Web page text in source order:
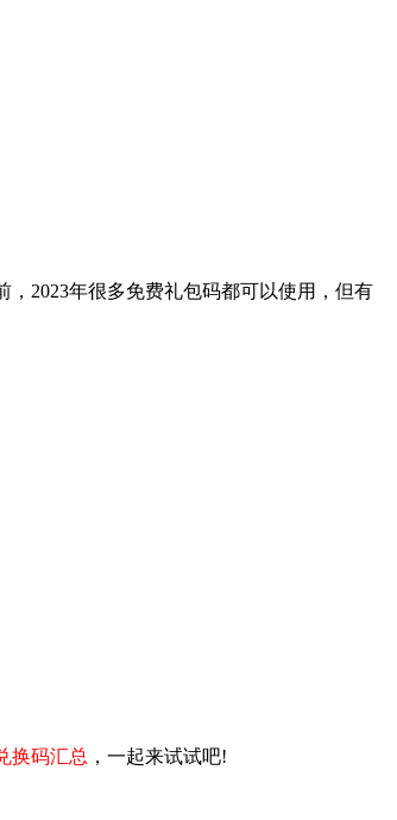
2023年很多免费礼包码都可以使用，但有
换码汇总 ，一起来试试吧!